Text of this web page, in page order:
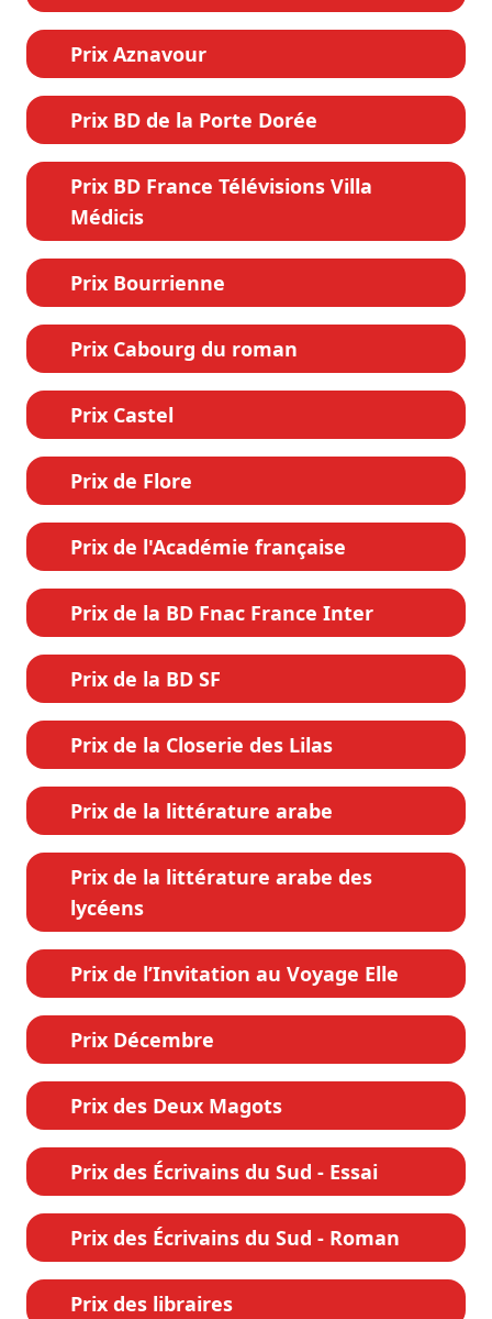
Prix Aznavour
Prix BD de la Porte Dorée
Prix BD France Télévisions Villa
Médicis
Prix Bourrienne
Prix Cabourg du roman
Prix Castel
Prix de Flore
Prix de l'Académie française
Prix de la BD Fnac France Inter
Prix de la BD SF
Prix de la Closerie des Lilas
Prix de la littérature arabe
Prix de la littérature arabe des
lycéens
Prix de l’Invitation au Voyage Elle
Prix Décembre
Prix des Deux Magots
Prix des Écrivains du Sud - Essai
Prix des Écrivains du Sud - Roman
Prix des libraires